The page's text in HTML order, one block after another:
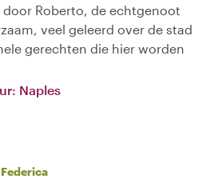
Roberto, de echtgenoot
veel geleerd over de stad
gerechten die hier worden
Naples
Federica